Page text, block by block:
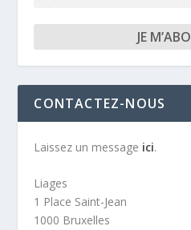
CONTACTEZ-NOUS
Laissez un message ici.
Liages
1 Place Saint-Jean
1000 Bruxelles